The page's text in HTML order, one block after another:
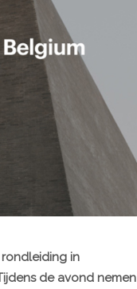
in
de avond nemen